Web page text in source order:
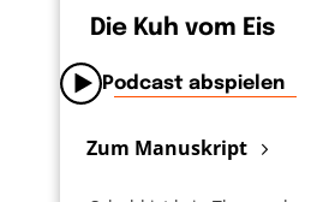
Die Kuh vom Eis
Podcast abspielen
Zum Manuskript